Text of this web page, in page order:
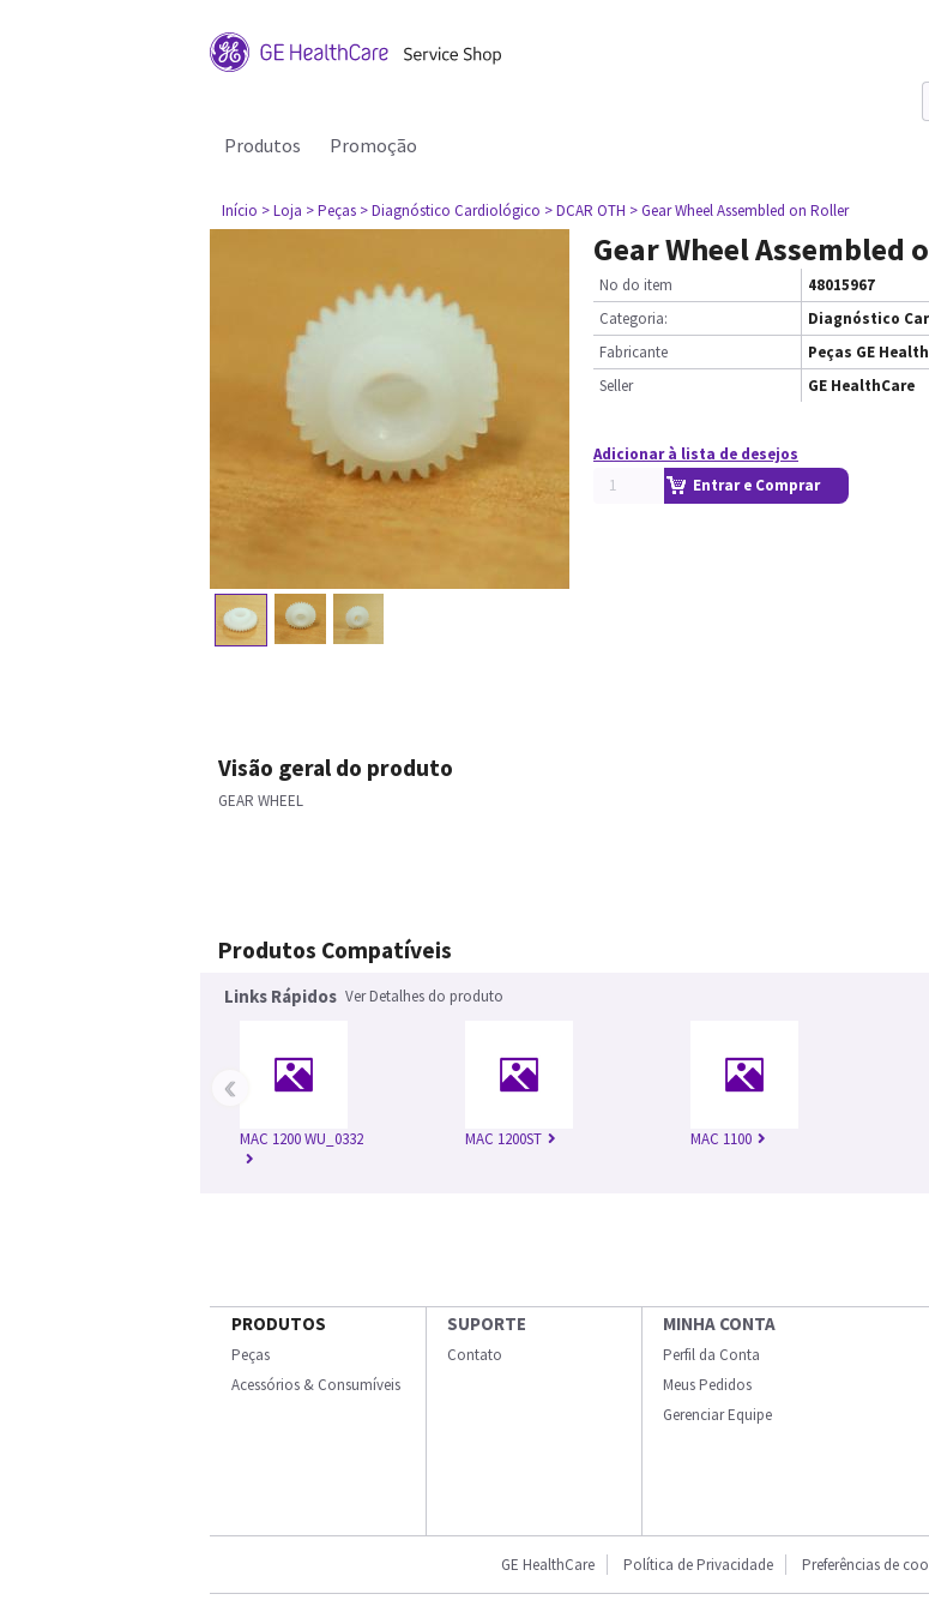
Produtos Promoção
Início > Loja > Peças > Diagnóstico Cardiológico > DCAR OTH > Gear Wheel Assembled on Roller
Gear Wheel Assembled
No do item
48015967
Categoria:
Diagnóstico
Fabricante
Peças GE
Seller
GE HealthCare
Adicionar à lista de desejos
Entrar e Comprar
Visão geral do produto
GEAR WHEEL
Produtos Compatíveis
Links Rápidos Ver Detalhes do produto
MAC 1200 WU_0332 MAC 1200ST MAC 1100
‹
PRODUTOS
Peças
Acessórios & Consumíveis
SUPORTE
Contato
MINHA CONTA
Perfil da Conta
Meus Pedidos
Gerenciar Equipe
GE HealthCare Política de Privacidade Preferências de